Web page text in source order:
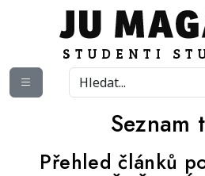
Seznam
Přehled článků